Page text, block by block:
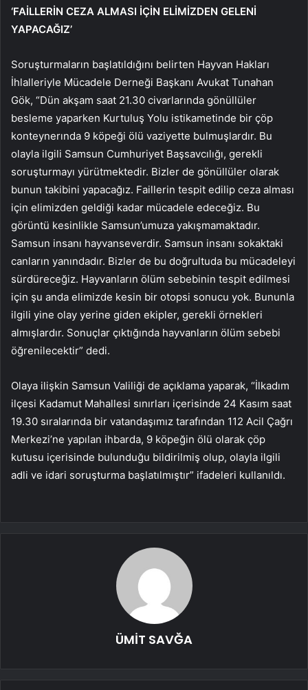
‘FAİLLERİN CEZA ALMASI İÇİN ELİMİZDEN GELENİ
YAPACAĞIZ’
Soruşturmaların başlatıldığını belirten Hayvan Hakları
İhlalleriyle Mücadele Derneği Başkanı Avukat Tunahan
Gök, “Dün akşam saat 21.30 civarlarında gönüllüler
besleme yaparken Kurtuluş Yolu istikametinde bir çöp
konteynerında 9 köpeği ölü vaziyette bulmuşlardır. Bu
olayla ilgili Samsun Cumhuriyet Başsavcılığı, gerekli
soruşturmayı yürütmektedir. Bizler de gönüllüler olarak
bunun takibini yapacağız. Faillerin tespit edilip ceza alması
için elimizden geldiği kadar mücadele edeceğiz. Bu
görüntü kesinlikle Samsun’umuza yakışmamaktadır.
Samsun insanı hayvanseverdir. Samsun insanı sokaktaki
canların yanındadır. Bizler de bu doğrultuda bu mücadeleyi
sürdüreceğiz. Hayvanların ölüm sebebinin tespit edilmesi
için şu anda elimizde kesin bir otopsi sonucu yok. Bununla
ilgili yine olay yerine giden ekipler, gerekli örnekleri
almışlardır. Sonuçlar çıktığında hayvanların ölüm sebebi
öğrenilecektir” dedi.
Olaya ilişkin Samsun Valiliği de açıklama yaparak, “İlkadım
ilçesi Kadamut Mahallesi sınırları içerisinde 24 Kasım saat
19.30 sıralarında bir vatandaşımız tarafından 112 Acil Çağrı
Merkezi’ne yapılan ihbarda, 9 köpeğin ölü olarak çöp
kutusu içerisinde bulunduğu bildirilmiş olup, olayla ilgili
adli ve idari soruşturma başlatılmıştır” ifadeleri kullanıldı.
ÜMİT SAVĞA